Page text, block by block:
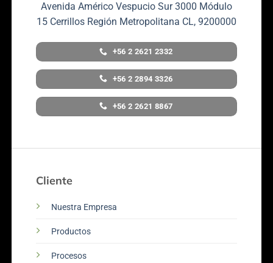
Avenida Américo Vespucio Sur 3000 Módulo
15 Cerrillos Región Metropolitana CL, 9200000
+56 2 2621 2332
+56 2 2894 3326
+56 2 2621 8867
Cliente
Nuestra Empresa
Productos
Procesos